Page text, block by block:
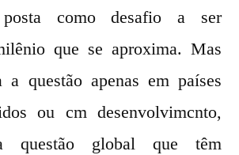
posta como desafio a ser
que se aproxima. Mas
a questão apenas em países
ou cm desenvolvimcnto,
questão global que têm